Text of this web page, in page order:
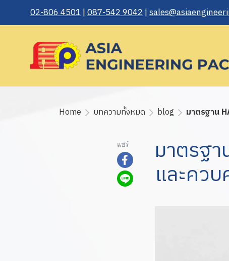
02-806 4501|087-542 9042|
Home บทความทั้งหมด blog มาตรฐาน
แชร์ มาตรฐา
และคว